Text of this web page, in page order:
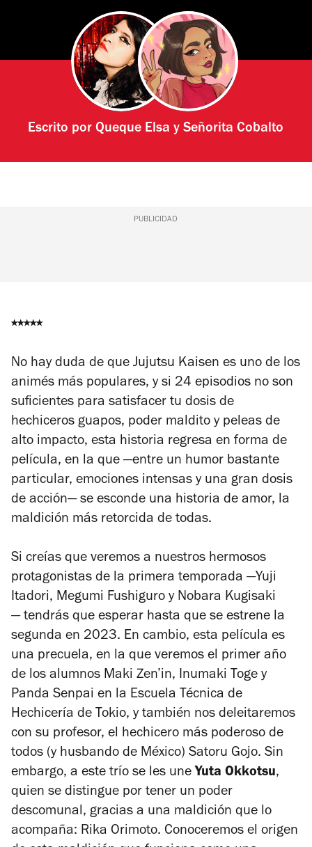
Escrito porQueque Elsa ySeñorita Cobalto
PUBLICIDAD
⭑⭑⭑⭑⭑
No hay duda de que Jujutsu Kaisen es uno de los
animés más populares, y si 24 episodios no son
suficientes para satisfacer tu dosis de
hechiceros guapos, poder maldito y peleas de
alto impacto, esta historia regresa en forma de
película, en la que —entre un humor bastante
particular, emociones intensas y una gran dosis
de acción— se esconde una historia de amor, la
maldición más retorcida de todas.
Si creías que veremos a nuestros hermosos
protagonistas de la primera temporada —Yuji
Itadori, Megumi Fushiguro y Nobara Kugisaki
—tendrás que esperar hasta que se estrene la
segunda en 2023. En cambio, esta película es
una precuela, en la que veremos el primer año
de los alumnos Maki Zen’in, Inumaki Toge y
Panda Senpai en la Escuela Técnica de
Hechicería de Tokio, y también nos deleitaremos
con su profesor, el hechicero más poderoso de
todos (y husbando de México) Satoru Gojo. Sin
embargo, a este trío se les une Yuta Okkotsu,
quien se distingue por tener un poder
descomunal, gracias a una maldición que lo
acompaña: Rika Orimoto. Conoceremos el origen